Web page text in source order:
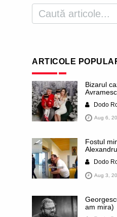
ARTICOLE
Bizarul
infantilă”.
presei
ale
Dodo
Aug 6,
Fostul
funcția
al
publică
de Nord
Dodo
Aug 3,
am mira)